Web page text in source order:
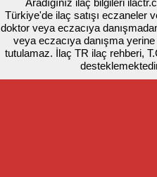
Aradığınız ilaç bilgileri
Türkiye'de ilaç satışı eczaneler
doktor veya eczacıya
veya eczacıya danışma
tutulamaz. İlaç TR ilaç rehberi,